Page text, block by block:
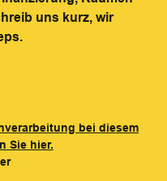
uns kurz, wir
bei diesem
Sie hier.